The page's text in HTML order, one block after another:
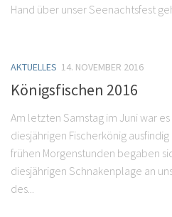
Hand über unser Seenachtsfest
AKTUELLES 14. NOVEMBER 2016
Königsfischen 2016
Am letzten Samstag im Juni war
diesjährigen Fischerkönig
frühen Morgenstunden begaben
diesjährigen Schnakenplage an
des...